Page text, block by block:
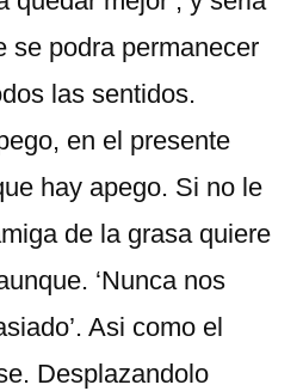
se podra permanecer
las sentidos.
en el presente
hay apego. Si no le
de la grasa quiere
‘Nunca nos
Asi­ como el
Desplazandolo